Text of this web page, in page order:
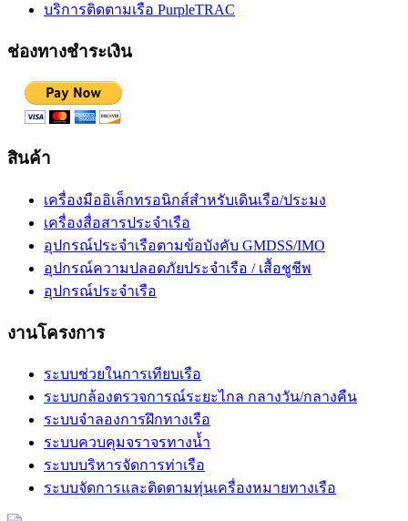
บริการติดตามเรือ PurpleTRAC
ช่องทางชำระเงิน
สินค้า
เครื่องมืออิเล็กทรอนิกส์สำหรับเดินเรือ/ประมง
เครื่องสื่อสารประจำเรือ
อุปกรณ์ประจำเรือตามข้อบังคับ GMDSS/IMO
อุปกรณ์ความปลอดภัยประจำเรือ / เสื้อชูชีพ
อุปกรณ์ประจำเรือ
งานโครงการ
ระบบช่วยในการเทียบเรือ
ระบบกล้องตรวจการณ์ระยะไกล กลางวัน/กลางคืน
ระบบจำลองการฝึกทางเรือ
ระบบควบคุมจราจรทางน้ำ
ระบบบริหารจัดการท่าเรือ
ระบบจัดการและติดตามทุ่นเครื่องหมายทางเรือ